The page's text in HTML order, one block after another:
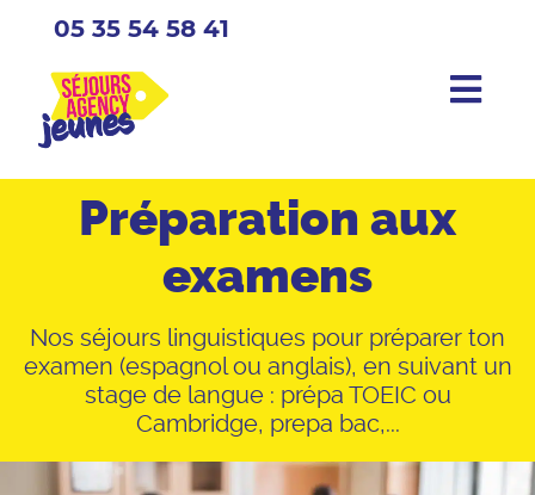
05 35 54 58 41
Préparation aux
examens
Nos séjours linguistiques pour préparer ton
examen (espagnol ou anglais), en suivant un
stage de langue : prépa TOEIC ou
Cambridge, prepa bac,...